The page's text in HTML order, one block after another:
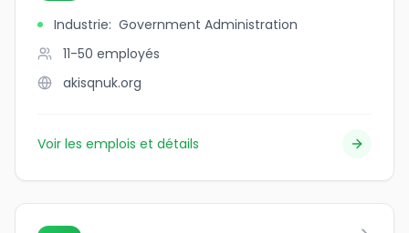
Industrie: Government Administration
11-50 employés
akisqnuk.org
Voir les emplois et détails